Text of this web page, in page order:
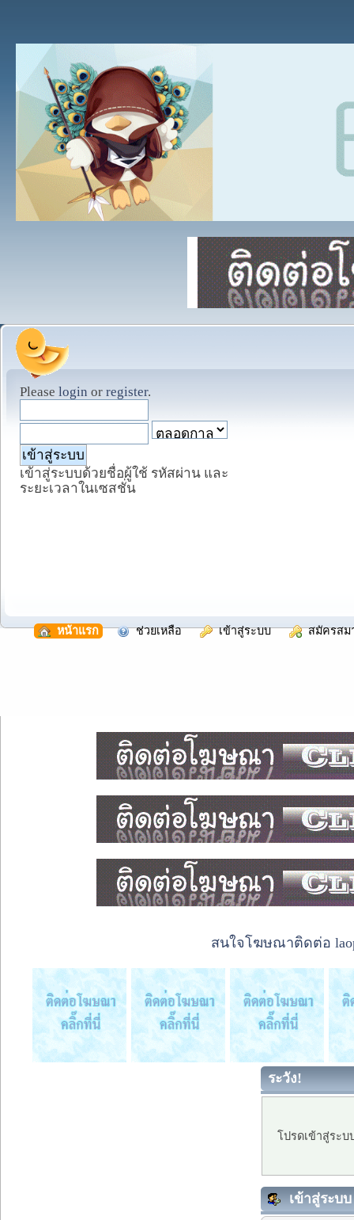
Please login or register.
เข้าสู่ระบบด้วยชื่อผู้ใช้ รหัสผ่าน และ
ระยะเวลาในเซสชั่น
หน้าแรก ช่วยเหลือ เข้าสู่ระบบ สมัครสม
สนใจโฆษณาติดต่อ
ระวัง!
โปรดเข้าสู่ระ
เข้าสู่ระบบ